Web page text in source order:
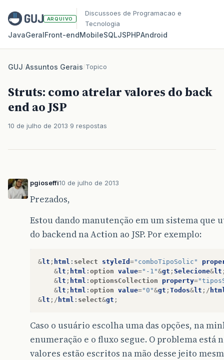
ARQUIVO
Discussoes de Programacao e
Tecnologia
JavaGeralFront‑endMobileSQLJSPHPAndroid
GUJ/Assuntos Gerais/Topico
Struts: como atrelar valores do back
end ao JSP
10 de julho de 2013 9 respostas
pgioseffi10 de julho de 2013
Prezados,
Estou dando manutenção em um sistema
do backend na Action ao JSP. Por exemplo:
&lt ; html : select styleId ="comboTipoSolic"
&lt ; html : option value="-1"&gt ; Selecione&lt
&lt ; html : optionsCollection property=
&lt ; html : option value="0"&gt ; Todos&lt ;/
&lt ;/ html : select&gt ;
Caso o usuário escolha uma das opções, na
enumeração e o fluxo segue. O problema está
valores estão escritos na mão desse jeito